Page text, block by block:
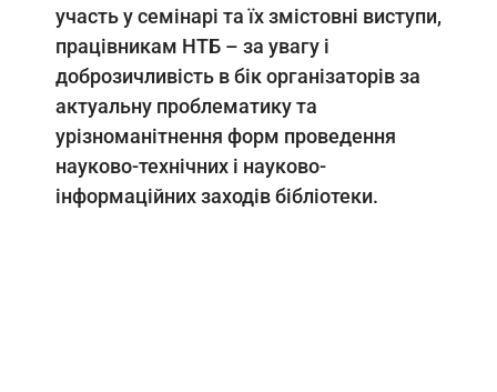
участь у семінарі та їх змістовні виступи,
працівникам НТБ – за увагу і
доброзичливість в бік організаторів за
актуальну проблематику та
урізноманітнення форм проведення
науково-технічних і науково-
інформаційних заходів бібліотеки.